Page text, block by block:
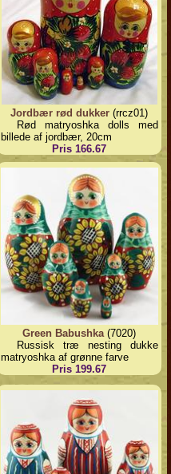
Jordbær rød dukker (rrcz01)
Rød matryoshka dolls med
billede af jordbær, 20cm
Pris 166.67
Green Babushka(7020)
Russisk træ nesting dukke
matryoshka af grønne farve
Pris 199.67